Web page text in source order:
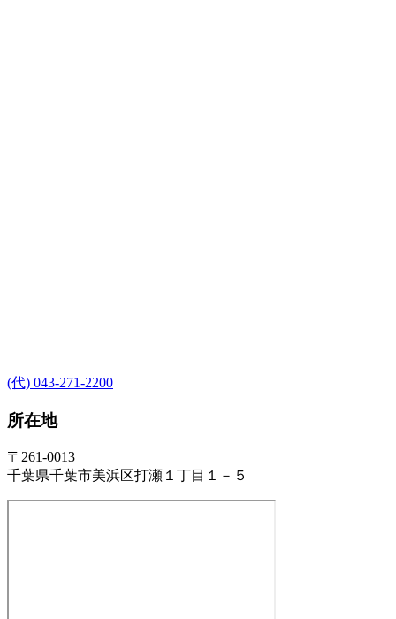
(代) 043-271-2200
所在地
〒261-0013
千葉県千葉市美浜区打瀬１丁目１－５